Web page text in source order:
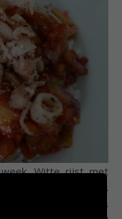
Witte rijst met
van barbecuesaus
De inktvisjes